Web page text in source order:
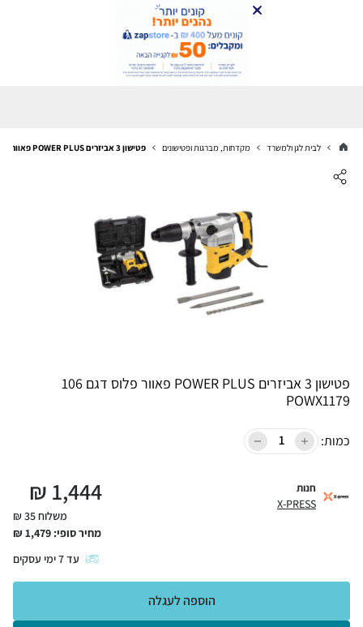
לבית לגן ולמשרד מקדחות, מברגות ופטישונים פטישון 3 אביזרים POWER PLUS פאוור פלוס דגם 106 POWX1179
פטישון 3 אביזרים POWER PLUS פאוור פלוס דגם 106
POWX1179
כמות:
חנות
X-PRESS
1,444
₪
משלוח 35 ₪
מחיר סופי: 1,479
₪
עד7ימי עסקים
הוספה לעגלה